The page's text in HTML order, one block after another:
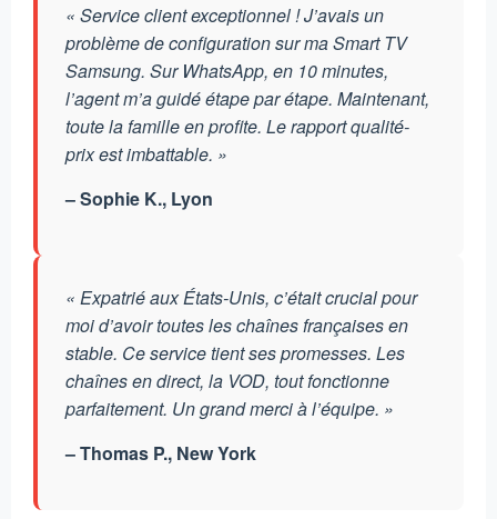
« Service client exceptionnel ! J’avais un
problème de configuration sur ma Smart TV
Samsung. Sur WhatsApp, en 10 minutes,
l’agent m’a guidé étape par étape. Maintenant,
toute la famille en profite. Le rapport qualité-
prix est imbattable. »
– Sophie K., Lyon
« Expatrié aux États-Unis, c’était crucial pour
moi d’avoir toutes les chaînes françaises en
stable. Ce service tient ses promesses. Les
chaînes en direct, la VOD, tout fonctionne
parfaitement. Un grand merci à l’équipe. »
– Thomas P., New York